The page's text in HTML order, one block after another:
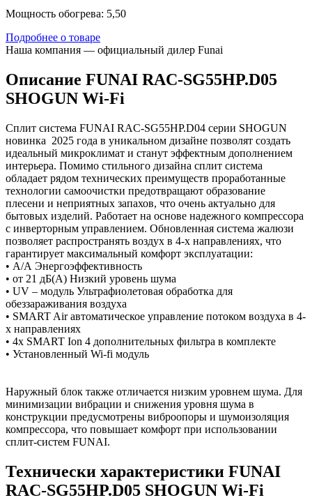
Мощность обогрева: 5,50
Подробнее о товаре
Наша компания — официальный дилер Funai
Описание FUNAI RAC-SG55HP.D05
SHOGUN Wi-Fi
Сплит система FUNAI RAC-SG55HP.D04 серии SHOGUN
новинка 2025 года в уникальном дизайне позволят создать
идеальный микроклимат и станут эффектным дополнением
интерьера. Помимо стильного дизайна сплит система
обладает рядом технических преимуществ проработанные
технологии самоочистки предотвращают образование
плесени и неприятных запахов, что очень актуально для
бытовых изделий. Работает на основе надежного компрессора
с инверторным управлением. Обновленная система жалюзи
позволяет распространять воздух в 4-х направлениях, что
гарантирует максимальный комфорт эксплуатации:
• А/А Энергоэффективность
• от 21 дБ(А) Низкий уровень шума
• UV – модуль Ультрафиолетовая обработка для
обеззараживания воздуха
• SMART Air автоматическое управление потоком воздуха в 4-
х направлениях
• 4х SMART Ion 4 дополнительных фильтра в комплекте
• Установленный Wi-fi модуль
Наружный блок также отличается низким уровнем шума. Для
минимизации вибрации и снижения уровня шума в
конструкции предусмотрены виброопоры и шумоизоляция
компрессора, что повышает комфорт при использовании
сплит-систем FUNAI.
Технически характеристики FUNAI
RAC-SG55HP.D05 SHOGUN Wi-Fi